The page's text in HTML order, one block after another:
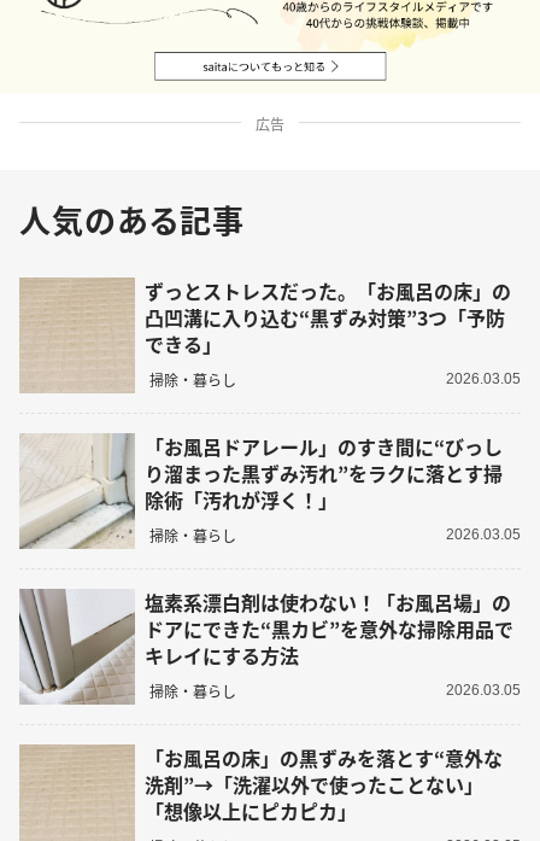
広告
人気のある記事
ずっとストレスだった。「お風呂の床」の
凸凹溝に入り込む“黒ずみ対策”3つ「予防
できる」
掃除・暮らし 2026.03.05
「お風呂ドアレール」のすき間に“びっし
り溜まった黒ずみ汚れ”をラクに落とす掃
除術「汚れが浮く！」
掃除・暮らし 2026.03.05
塩素系漂白剤は使わない！「お風呂場」の
ドアにできた“黒カビ”を意外な掃除用品で
キレイにする方法
掃除・暮らし 2026.03.05
「お風呂の床」の黒ずみを落とす“意外な
洗剤”→「洗濯以外で使ったことない」
「想像以上にピカピカ」